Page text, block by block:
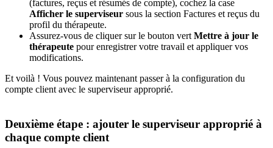
(factures, reçus et résumés de compte), cochez la case
Afficher le superviseur sous la section Factures et reçus du
profil du thérapeute.
Assurez-vous de cliquer sur le bouton vert Mettre à jour le
thérapeute pour enregistrer votre travail et appliquer vos
modifications.
Et voilà ! Vous pouvez maintenant passer à la configuration du
compte client avec le superviseur approprié.
Deuxième étape : ajouter le superviseur approprié à
chaque compte client